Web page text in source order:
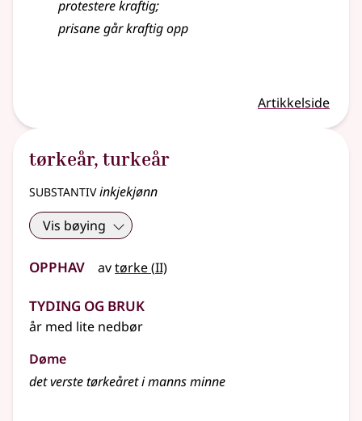
protestere kraftig;
prisane går kraftig opp
Artikkelside
tørkeår, turkeår
substantivinkjekjønn
Vis bøying
Opphav avtørke(2
II)
Tyding og bruk
år med lite nedbør
Døme
det verste tørkeåret i manns minne